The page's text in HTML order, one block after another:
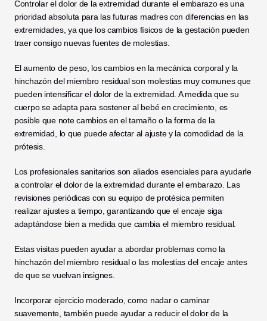
Controlar el dolor de la extremidad durante el embarazo es una
prioridad absoluta para las futuras madres con diferencias en las
extremidades, ya que los cambios físicos de la gestación pueden
traer consigo nuevas fuentes de molestias.
El aumento de peso, los cambios en la mecánica corporal y la
hinchazón del miembro residual son molestias muy comunes que
pueden intensificar el dolor de la extremidad. A medida que su
cuerpo se adapta para sostener al bebé en crecimiento, es
posible que note cambios en el tamaño o la forma de la
extremidad, lo que puede afectar al ajuste y la comodidad de la
prótesis.
Los profesionales sanitarios son aliados esenciales para ayudarle
a controlar el dolor de la extremidad durante el embarazo. Las
revisiones periódicas con su equipo de protésica permiten
realizar ajustes a tiempo, garantizando que el encaje siga
adaptándose bien a medida que cambia el miembro residual.
Estas visitas pueden ayudar a abordar problemas como la
hinchazón del miembro residual o las molestias del encaje antes
de que se vuelvan insignes.
Incorporar ejercicio moderado, como nadar o caminar
suavemente, también puede ayudar a reducir el dolor de la